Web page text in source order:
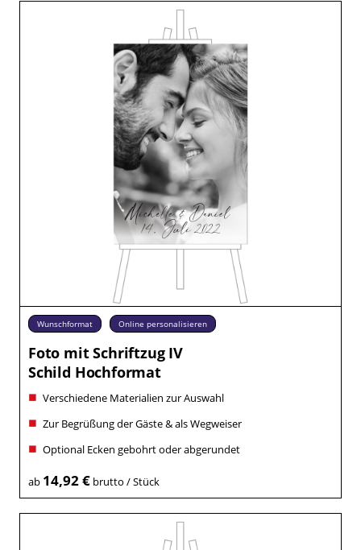
Wunschformat Online personalisieren
Foto mit Schriftzug IV
Schild Hochformat
Verschiedene Materialien zur Auswahl
Zur Begrüßung der Gäste & als Wegweiser
Optional Ecken gebohrt oder abgerundet
ab 14,92 €brutto / Stück